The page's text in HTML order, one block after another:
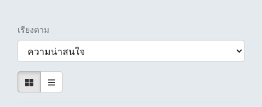
เรียงตาม